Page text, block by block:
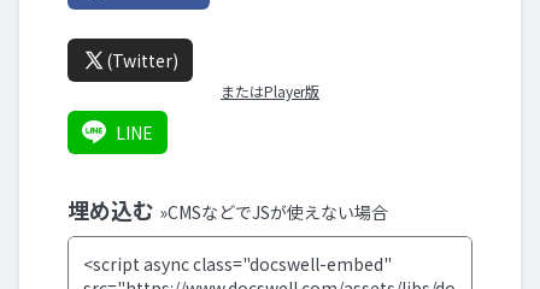
(Twitter)
またはPlayer版
LINE
埋め込む »CMSなどでJSが使えない場合